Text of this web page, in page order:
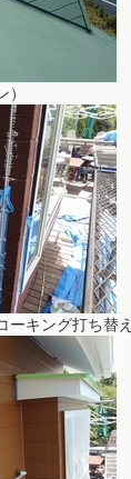
キング打ち替え